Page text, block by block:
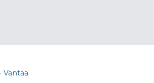
Vantaa